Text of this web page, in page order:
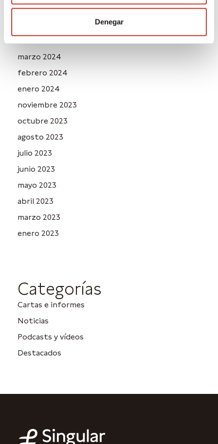
Denegar
junio 2024
marzo 2024
febrero 2024
enero 2024
noviembre 2023
octubre 2023
agosto 2023
julio 2023
junio 2023
mayo 2023
abril 2023
marzo 2023
enero 2023
Categorías
Cartas e informes
Noticias
Podcasts y vídeos
Destacados